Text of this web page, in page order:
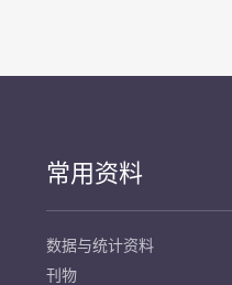
常用资料
数据与统计资料
刊物